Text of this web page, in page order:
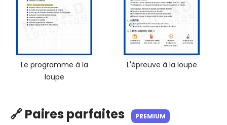
Le programme à la
loupe
L'épreuve à la loupe
🔗 Paires parfaites PREMIUM